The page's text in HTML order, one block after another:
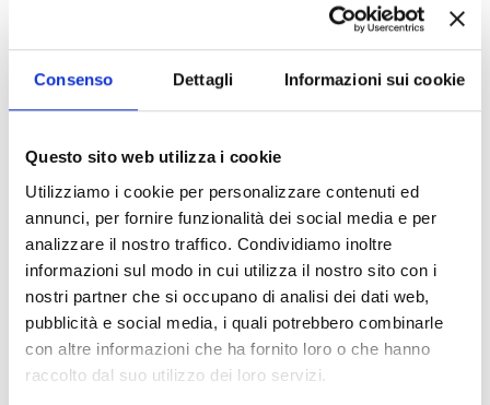
Consenso Dettagli Informazioni sui cookie
Questo sito web utilizza i cookie
Utilizziamo i cookie per personalizzare contenuti ed
annunci, per fornire funzionalità dei social media e per
analizzare il nostro traffico. Condividiamo inoltre
informazioni sul modo in cui utilizza il nostro sito con i
nostri partner che si occupano di analisi dei dati web,
pubblicità e social media, i quali potrebbero combinarle
con altre informazioni che ha fornito loro o che hanno
raccolto dal suo utilizzo dei loro servizi.
Atti di programmazione delle opere pubbliche
Programmazione triennale opere pubbliche 2026/2028
Nuclei di valutazione e verifica degli investimenti
Tempi costi e indicatori di realizzazione delle opere
Chi sei? Naviga il sito per profilo
Futuro Studente